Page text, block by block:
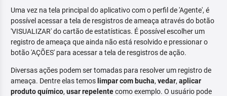
Uma vez na tela principal do aplicativo com o perfil de 'Agente', é
possível acessar a tela de resgistros de ameaça através do botão
'VISUALIZAR' do cartão de estatísticas. É possível escolher um
registro de ameaça que ainda não está resolvido e pressionar o
botão 'AÇÕES' para acessar a tela de resgistros de ação.
Diversas ações podem ser tomadas para resolver um registro de
ameaça. Dentre elas temos limpar com bucha, vedar, aplicar
produto químico, usar repelentecomo exemplo. O usuário pode